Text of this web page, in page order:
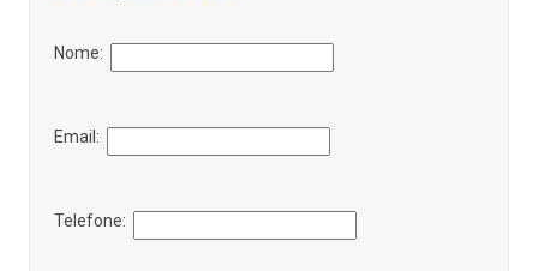
Nome:
Email:
Telefone: